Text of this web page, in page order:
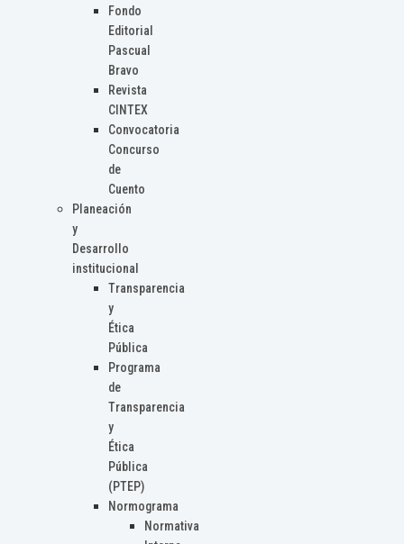
Fondo
Editorial
Pascual
Bravo
Revista
CINTEX
Convocatoria
Concurso
de
Cuento
Planeación
y
Desarrollo
institucional
Transparencia
y
Ética
Pública
Programa
de
Transparencia
y
Ética
Pública
(PTEP)
Normograma
Normativa